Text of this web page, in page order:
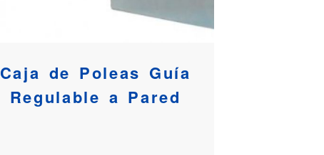
Caja de Poleas Guía
Regulable a Pared